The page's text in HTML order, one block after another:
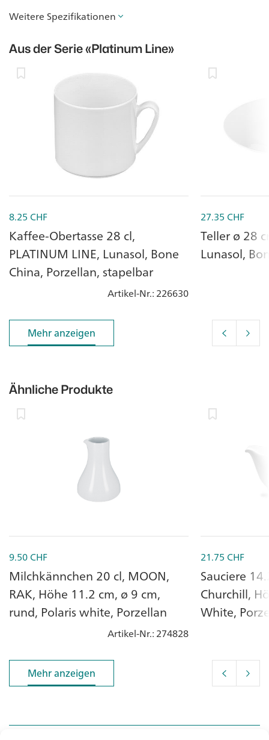
Weitere Spezifikationen
Aus der Serie«Platinum Line»
8.25 CHF
Kaffee-Obertasse 28 cl,
PLATINUM LINE, Lunasol, Bone
China, Porzellan, stapelbar
Artikel-Nr.: 226630
27.35 CHF
Teller ø 28
Lunasol,
Mehr anzeigen
Mehr anzeigen
Ähnliche Produkte
9.50CHF
Milchkännchen 20 cl, MOON,
RAK, Höhe 11.2 cm, ø 9 cm,
rund, Polaris white, Porzellan
Artikel-Nr.: 274828
21.75 CHF
Sauciere
Churchill,
White,
Mehr anzeigen
Mehr anzeigen